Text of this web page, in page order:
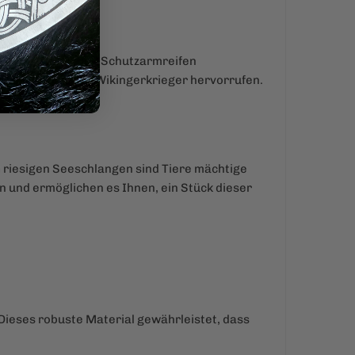
von Kriegs- und Schutzarmreifen
die Stärke der Wikingerkrieger hervorrufen.
Seeschlangen sind Tiere mächtige
ermöglichen es Ihnen, ein Stück dieser
robuste Material gewährleistet, dass